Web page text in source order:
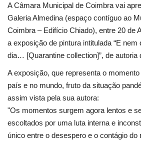
A Câmara Municipal de Coimbra vai
Galeria Almedina (espaço contíguo ao
Coimbra – Edifício Chiado), entre 20 de
a exposição de pintura intitulada “E
dia… [Quarantine collection]”, de autoria
A exposição, que representa o
país e no mundo, fruto da situação
assim vista pela sua autora:
"Os momentos surgem agora lentos e
escoltados por uma luta interna e
único entre o desespero e o contágio do